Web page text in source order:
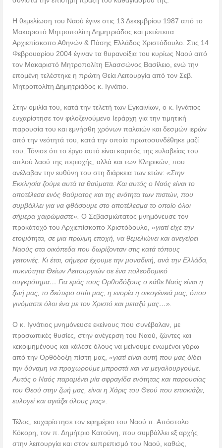
Η θεμελίωση του Ναού έγινε στις 13 Δεκεμβρίου 1987 από το
Μακαριστό Μητροπολίτη Δημητριάδος και μετέπειτα
Αρχιεπίσκοπο Αθηνών & Πάσης Ελλάδος Χριστόδουλο. Στις 14
Φεβρουαρίου 2004 έγιναν τα θυρανοίξια του κυρίως Ναού από
τον Μακαριστό Μητροπολίτη Ελασσώνος Βασίλειο, ενώ την
επομένη τελέστηκε η πρώτη Θεία Λειτουργία από τον Σεβ.
Μητροπολίτη Δημητριάδος κ. Ιγνάτιο.
Στην ομιλία του, κατά την τελετή των Εγκαινίων, ο κ. Ιγνάτιος
ευχαρίστησε τον φιλοξενούμενο Ιεράρχη για την τιμητική
παρουσία του και εμνήσθη χρόνων παλαιών και δεσμών ιερών
από την νεότητά του, κατά την οποία πρωτοσυνδέθηκε μαζί
του. Τόνισε ότι το έργο αυτό είναι καρπός της ευλαβείας του
απλού λαού της περιοχής, αλλά και των Κληρικών, που
ανέλαβαν την ευθύνη του στη διάρκεια των ετών:«Στην
Εκκλησία ζούμε αυτά τα θαύματα. Και αυτός ο Ναός είναι το
αποτέλεσα ενός θαύματος και της ενότητα των πιστών, που
συμβάλλει για να φθάσουμε στο αποτέλεσμα το οποίο όλοι
σήμερα χαιρώμαστε». Ο Σεβασμιώτατος μνημόνευσε τον
προκάτοχό του Αρχιεπίσκοπο Χριστόδουλο,«γιατί είχε την
ετοιμότητα, σε μια πρώιμη εποχή, να θεμελιώνει και ανεγείρει
Ναούς στα οικόπεδα που δωρίζονταν στις κατά τόπους
γειτονιές. Κι έτσι, σήμερα έχουμε την μοναδική, ανά την Ελλάδα,
πυκνότητα Θείων Λειτουργιών σε ένα πολεοδομικό
συγκρότημα… Για εμάς τους Ορθοδόξους ο κάθε Ναός είναι η
ζωή μας, το δεύτερο σπίτι μας, η ενορία η οικογένειά μας, όπου
γινόμαστε όλοι ένα με τον Χριστό και μεταξύ μας…».
Ο κ. Ιγνάτιος μνημόνευσε εκείνους που συνέβαλαν, με
προσωπικές θυσίες, στην ανέγερση του Ναού, ζώντες και
κεκοιμημένους και κάλεσε όλους να μείνουμε ενωμένοι γύρω
από την Ορθόδοξη πίστη μας,«γιατί είναι αυτή που μας δίδει
την δύναμη να προχωρούμε μπροστά και να μεγαλουργούμε.
Αυτός ο Ναός παραμένει μία σφραγίδα ενότητας και παρουσίας
του Θεού στην ζωή μας, είναι η Χάρις του Θεού που επισκιάζει,
ευλογεί και αγιάζει όλους μας».
Τέλος, ευχαρίστησε τον εφημέριο του Ναού π. Απόστολο
Κόκορη, τον π. Δημήτριο Κατούνη, που συμβάλλει εξ αρχής
στην λειτουργία και στον ευπρεπισμό του Ναού, καθώς,